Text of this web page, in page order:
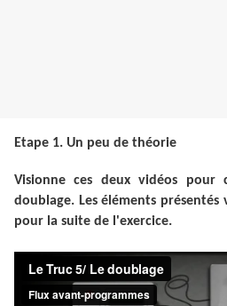
Etape 1. Un peu de théorie
Visionne ces deux vidéos pour
doublage. Les éléments
pour la suite de l'exercice.